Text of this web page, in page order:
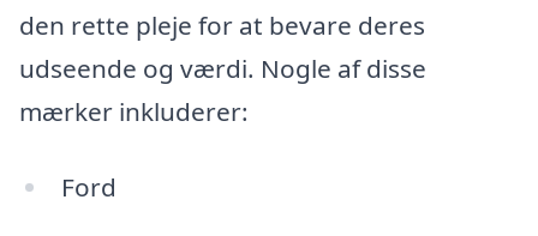
den rette pleje for at bevare deres
udseende og værdi. Nogle af disse
mærker inkluderer:
Ford